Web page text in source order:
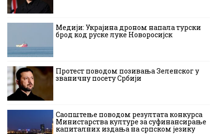
Медији: Украјина дроном напала турски
брод код руске луке Новоросијск
Протест поводом позивања Зеленског у
званичну посету Србији
Саопштење поводом резултата конкурса
Министарства културе за суфинансирање
капиталних издања на српском језику